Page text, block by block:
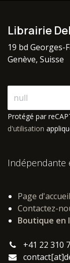
Librairie
19 bd Georges-
Genève, Suisse
Protégé par
d'utilisation
Indépendante
Page d'accueil
Contactez-
Boutique en
+41 22 310